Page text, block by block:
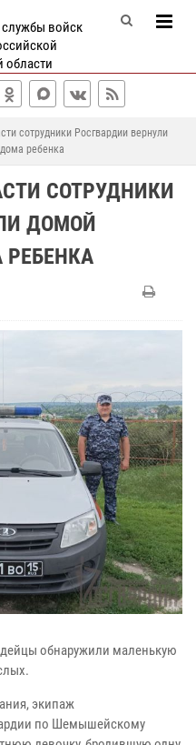
войск
области
сотрудники Росгвардии вернули
ребенка
СОТРУДНИКИ
ДОМОЙ
обнаружили маленькую
экипаж
по Шемышейскому